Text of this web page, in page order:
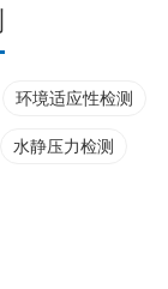
环境适应性检测
水静压力检测